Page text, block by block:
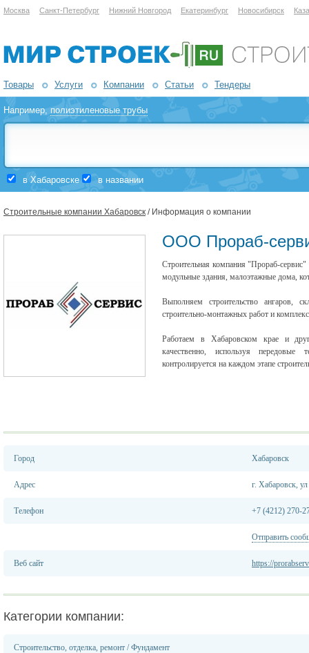
Москва Санкт-Петербург Нижний Новгород Екатеринбург Новосибирск
Товары Услуги Компании Статьи Тендеры
Например,полиэтиленовые трубы
в Хабаровске в названии
Строительные компании Хабаровск / Информация о компании
ООО Прораб-
Строительная компания "Прораб-
модульные здания, малоэтажные дома,
Выполняем строительство ангаров,
строительно-монтажных работ и
Работаем в Хабаровском крае и
качественно, используя передовые
контролируется на каждом этапе
Город Хабаровск
Адрес г. Хабаровск,
Телефон +7 (4212) 270-
Отправить
Веб сайт https://
Категории компании:
Строительство, отделка, ремонт /Фундамент